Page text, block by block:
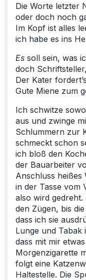
Die Worte letzter
oder doch noch
Im Kopf ist alles
ich habe es ins
Es soll sein, was
doch
Der Kater
Gute Miene zum
Ich schwitze
aus und zwinge
Schlummern zur
schmeckt schon
ich bloß den
der Bauarbeiter
Anschluss heißes
in der Tasse vom
also wird
den Zügen, bis
dass ich sie
Lunge und Tabak
dass mit mir
Morgenzigarette
folgt eine
Haltestelle. Die